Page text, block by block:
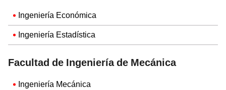
Ingeniería Económica
Ingeniería Estadística
Facultad de Ingeniería de Mecánica
Ingeniería Mecánica